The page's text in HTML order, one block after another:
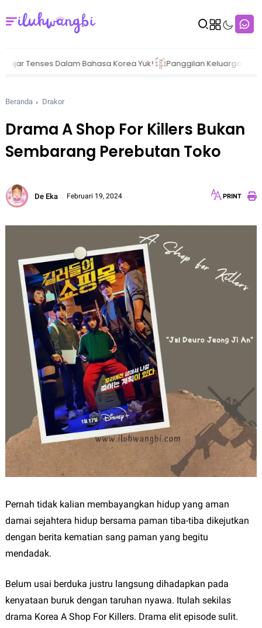
Dalam Bahasa Korea Yuk! Panggilan Keluarga Dalam Bahasa
Beranda Drakor
Drama A Shop For Killers Bukan
Sembarang Perebutan Toko
De Eka Februari 19, 2024 PRINT
Pernah tidak kalian membayangkan hidup yang aman
damai sejahtera hidup bersama paman tiba-tiba dikejutkan
dengan berita kematian sang paman yang begitu
mendadak.
Belum usai berduka justru langsung dihadapkan pada
kenyataan buruk dengan taruhan nyawa. Itulah sekilas
drama Korea A Shop For Killers. Drama elit episode sulit.